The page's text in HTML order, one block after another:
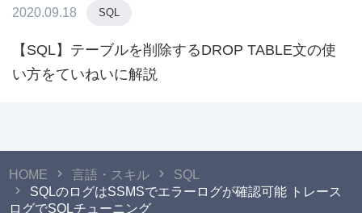
2020.09.18 SQL
【SQL】テーブルを削除するDROP TABLE文の使
い方をていねいに解説
HOME 言語・スキル
SQL
SQLのログはSSMSでエラーログが確認可能 トレース
ログでSQLチューニング